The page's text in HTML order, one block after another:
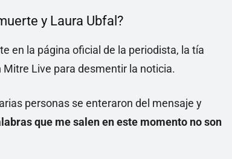
y Laura Ubfal?
en la página oficial de la periodista, la tía
Live para desmentir la noticia.
personas se enteraron del mensaje y
que me salen en este momento no son